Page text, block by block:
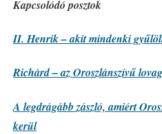
Kapcsolódó posztok
II. Henrik – akit mindenki
Richárd – az Oroszlánszívű
A legdrágább zászló, amiért
kerül